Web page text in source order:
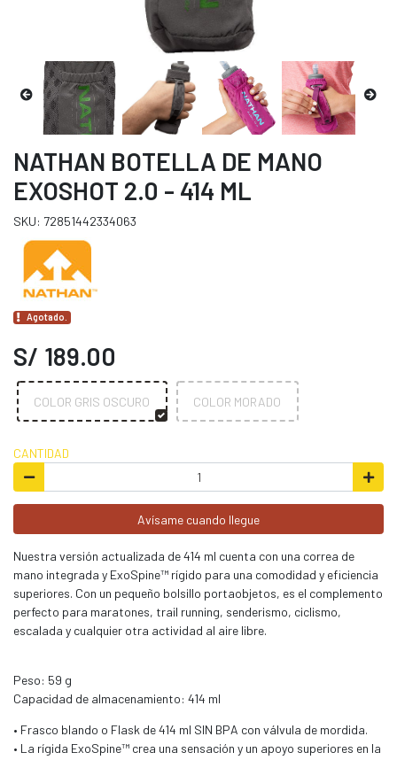
NATHAN BOTELLA DE MANO
EXOSHOT 2.0 - 414 ML
SKU: 72851442334063
Agotado.
S/ 189.00
COLOR GRIS OSCURO COLOR MORADO
CANTIDAD
Avísame cuando llegue
Nuestra versión actualizada de 414 ml cuenta con una correa de
mano integrada y ExoSpine™ rígido para una comodidad y eficiencia
superiores. Con un pequeño bolsillo portaobjetos, es el complemento
perfecto para maratones, trail running, senderismo, ciclismo,
escalada y cualquier otra actividad al aire libre.
Peso: 59 g
Capacidad de almacenamiento: 414 ml
• Frasco blando o Flask de 414 ml SIN BPA con válvula de mordida.
• La rígida ExoSpine™ crea una sensación y un apoyo superiores en la